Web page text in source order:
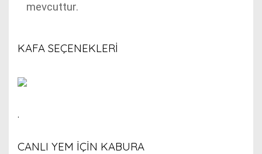
mevcuttur.
KAFA SEÇENEKLERİ
.
CANLI YEM İÇİN KABURA